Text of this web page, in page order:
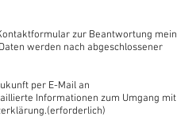
zur Beantwortung
werden nach abgeschlossener
per E-Mail an
Informationen zum Umgang mit